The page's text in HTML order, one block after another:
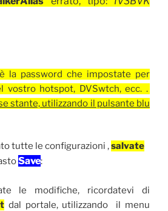
la password che impostate per
vostro hotspot, DVSwtch, ecc. .
stante, utilizzando il pulsante blu
tutte le configurazioni ,salvate
Save:
le modifiche, ricordatevi di
dal portale, utilizzando il menu